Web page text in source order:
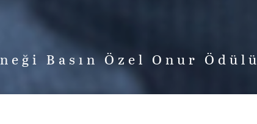
Basın Özel Onur Ödülü